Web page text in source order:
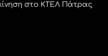
στο ΚΤΕΛ Πάτρας